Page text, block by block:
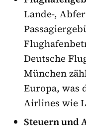
Lande-,
Deutsche
München
Europa, was
Airlines wie
Steuern und